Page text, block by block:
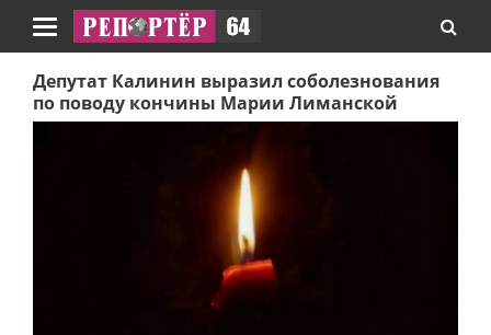
Навигация
Депутат Калинин выразил соболезнования
по поводу кончины Марии Лиманской